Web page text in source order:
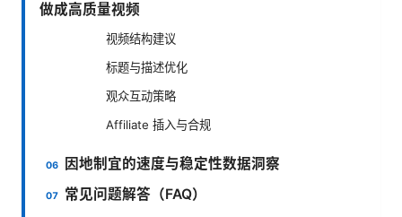
做成高质量视频
视频结构建议
标题与描述优化
观众互动策略
Affiliate 插入与合规
因地制宜的速度与稳定性数据洞察
常见问题解答（FAQ）